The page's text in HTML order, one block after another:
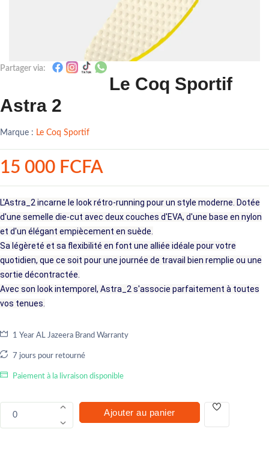
Partager via:
Le Coq Sportif
Astra 2
Marque : Le Coq Sportif
15 000 FCFA
L'Astra_2 incarne le look rétro-running pour un style moderne. Dotée
d'une semelle die-cut avec deux couches d'EVA, d'une base en nylon
et d'un élégant empiècement en suède.
Sa légèreté et sa flexibilité en font une alliée idéale pour votre
quotidien, que ce soit pour une journée de travail bien remplie ou une
sortie décontractée.
Avec son look intemporel, Astra_2 s'associe parfaitement à toutes
vos tenues.
1 Year AL Jazeera Brand Warranty
7 jours pour retourné
Paiement à la livraison disponible
0 Ajouter au panier